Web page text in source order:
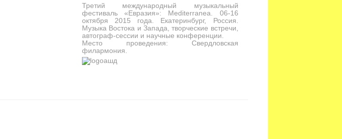
Третий международный музыкальный
фестиваль «Евразия»: Mediterranea. 06-16
октября 2015 года. Екатеринбург, Россия.
Музыка Востока и Запада, творческие встречи,
автограф-сессии и научные конференции.
Место проведения: Свердловская
филармония.